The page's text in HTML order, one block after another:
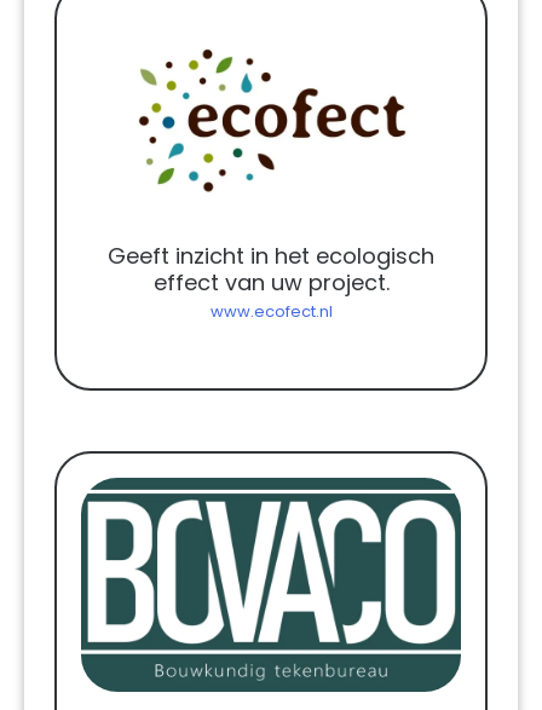
Geeft inzicht in het ecologisch
effect van uw project.
www.ecofect.nl